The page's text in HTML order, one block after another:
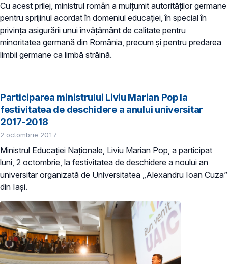
Cu acest prilej, ministrul român a mulțumit autorităților germane
pentru sprijinul acordat în domeniul educației, în special în
privința asigurării unui învățământ de calitate pentru
minoritatea germană din România, precum și pentru predarea
limbii germane ca limbă străină.
Participarea ministrului Liviu Marian Pop la
festivitatea de deschidere a anului universitar
2017-2018
2 octombrie 2017
Ministrul Educației Naționale, Liviu Marian Pop, a participat
luni, 2 octombrie, la festivitatea de deschidere a noului an
universitar organizată de Universitatea „Alexandru Ioan Cuza”
din Iași.